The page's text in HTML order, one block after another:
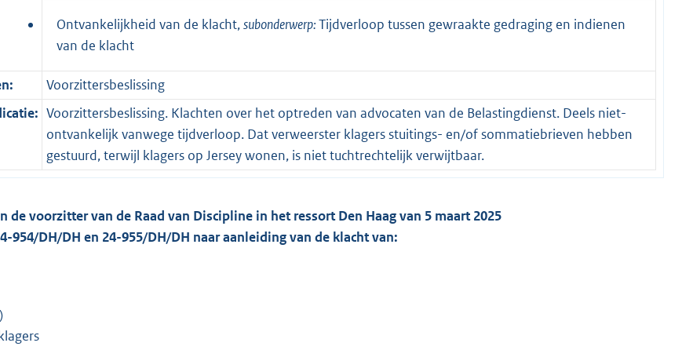
Ontvankelijkheid van de klacht,subonderwerp:Tijdverloop tussen gewraakte gedraging en indienen
van de klacht
Voorzittersbeslissing
Voorzittersbeslissing. Klachten over het optreden van advocaten van de Belastingdienst. Deels niet-
ontvankelijk vanwege tijdverloop. Dat verweerster klagers stuitings- en/of sommatiebrieven hebben
gestuurd, terwijl klagers op Jersey wonen, is niet tuchtrechtelijk verwijtbaar.
de voorzitter van de Raad van Discipline in het ressort Den Haag van 5 maart 2025
954/DH/DH en 24-955/DH/DH naar aanleiding van de klacht van: